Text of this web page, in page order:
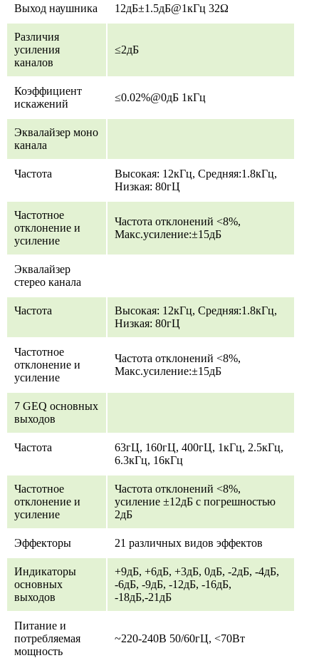
Выход наушника 12дБ±1.5дБ@1кГц 32Ω
Различия
усиления
каналов
≤2дБ
Коэффициент
искажений
≤0.02%@0дБ 1кГц
Эквалайзер моно
канала
Частота
Высокая: 12кГц, Средняя:1.8кГц,
Низкая: 80гЦ
Частотное
отклонение и
усиление
Частота отклонений <8%,
Макс.усиление:±15дБ
Эквалайзер
стерео канала
Частота
Высокая: 12кГц, Средняя:1.8кГц,
Низкая: 80гЦ
Частотное
отклонение и
усиление
Частота отклонений <8%,
Макс.усиление:±15дБ
7 GEQ основных
выходов
Частота
63гЦ, 160гЦ, 400гЦ, 1кГц, 2.5кГц,
6.3кГц, 16кГц
Частотное
отклонение и
усиление
Частота отклонений <8%,
усиление ±12дБ с погрешностью
2дБ
Эффекторы 21 различных видов эффектов
Индикаторы
основных
выходов
+9дБ, +6дБ, +3дБ, 0дБ, -2дБ, -4дБ,
-6дБ, -9дБ, -12дБ, -16дБ,
-18дБ,-21дБ
Питание и
потребляемая
мощность
~220-240В 50/60гЦ, <70Вт